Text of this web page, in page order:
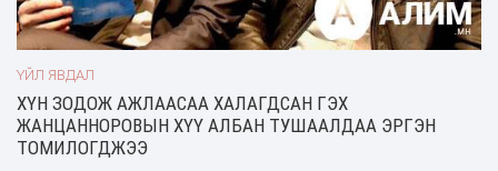
ҮЙЛ ЯВДАЛ
ХҮН ЗОДОЖ АЖЛААСАА ХАЛАГДСАН ГЭХ
ЖАНЦАННОРОВЫН ХҮҮ АЛБАН ТУШААЛДАА ЭРГЭН
ТОМИЛОГДЖЭЭ